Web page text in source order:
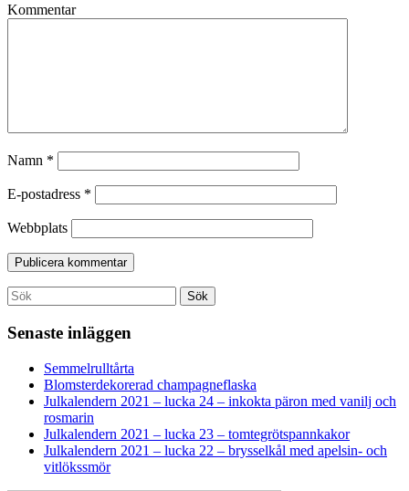
Kommentar
Namn *
E-postadress *
Webbplats
Search
for:
Sök
Senaste inläggen
Semmelrulltårta
Blomsterdekorerad champagneflaska
Julkalendern 2021 – lucka 24 – inkokta päron med vanilj och
rosmarin
Julkalendern 2021 – lucka 23 – tomtegrötspannkakor
Julkalendern 2021 – lucka 22 – brysselkål med apelsin- och
vitlökssmör